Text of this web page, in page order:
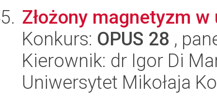
Złożony magnetyzm
Konkurs: OPUS 28 ,
Kierownik: dr Igor Di
Uniwersytet Mikołaja